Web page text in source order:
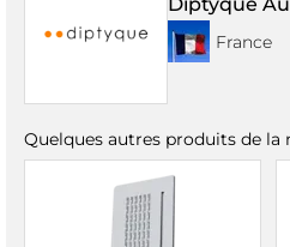
France
Quelques autres produits de